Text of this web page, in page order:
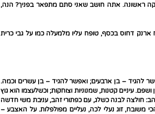
ראשונה. אתה חושב שאני סתם מתפאר בפניך? הנה,
ארנק דחוס בכסף, טופח עליו מלמעלה כמו על גבי כרית
להגיד – בן ארבעים; ואפשר להגיד – בן עשרים וכמה.
עיניים קטנות, שמנוניות וצוחקות; וכשלעצמו הוא גוץ
חולצה לבנה כשלג, עם כפתורי זהב, עניבת משי חדשה
משובח, זוג נעלי לכה, נעליים מפולפלות. על האצבע –